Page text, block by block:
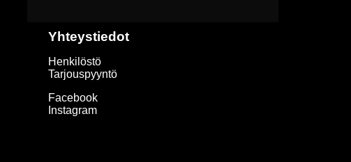
Yhteystiedot
Henkilöstö
Tarjouspyyntö
Facebook
Instagram